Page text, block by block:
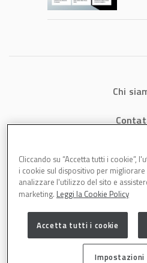
Chi
Cliccando su “Accetta tutti i cookie”,
i cookie sul dispositivo per
analizzare l'utilizzo del sito e
marketing. Leggi la Cookie Policy
Accetta tutti i cookie
Impostazioni